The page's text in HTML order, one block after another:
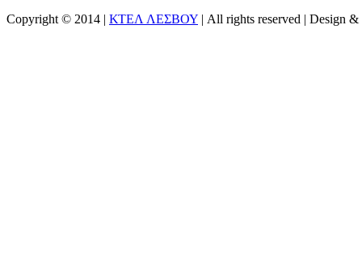
Copyright © 2014 | ΚΤΕΛ ΛΕΣΒΟΥ | All rights reserved | Design &